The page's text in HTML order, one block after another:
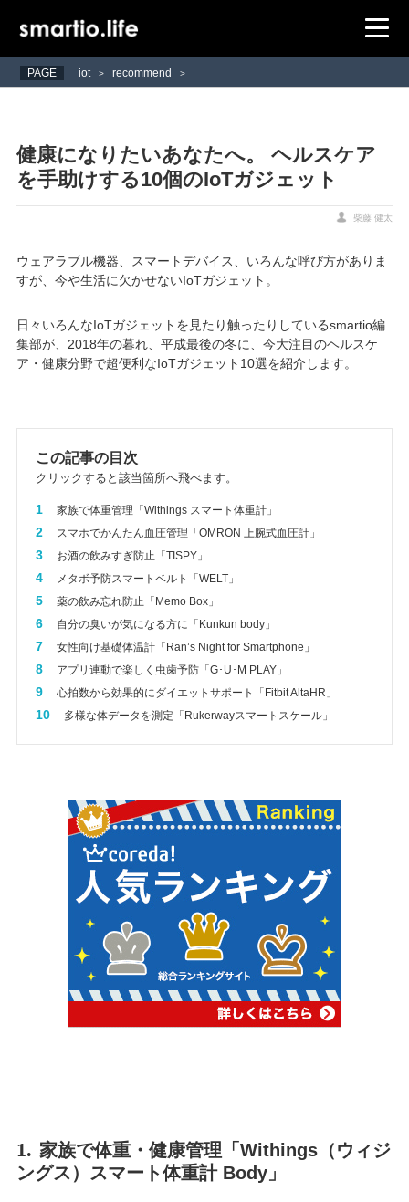
PAGE iot > recommend >
健康になりたいあなたへ。 ヘルスケア
を手助けする10個のIoTガジェット
柴藤 健太
ウェアラブル機器、スマートデバイス、いろんな呼び方がありま
すが、今や生活に欠かせないIoTガジェット。
日々いろんなIoTガジェットを見たり触ったりしているsmartio編
集部が、2018年の暮れ、平成最後の冬に、今大注目のヘルスケ
ア・健康分野で超便利なIoTガジェット10選を紹介します。
この記事の目次
クリックすると該当箇所へ飛べます。
1 家族で体重管理「Withings スマート体重計」
2 スマホでかんたん血圧管理「OMRON 上腕式血圧計」
3 お酒の飲みすぎ防止「TISPY」
4 メタボ予防スマートベルト「WELT」
5 薬の飲み忘れ防止「Memo Box」
6 自分の臭いが気になる方に「Kunkun body」
7 女性向け基礎体温計「Ran’s Night for Smartphone」
8 アプリ連動で楽しく虫歯予防「G･U･M PLAY」
9 心拍数から効果的にダイエットサポート「Fitbit AltaHR」
10 多様な体データを測定「Rukerwayスマートスケール」
1. 家族で体重・健康管理「Withings（ウィジ
ングス）スマート体重計 Body」